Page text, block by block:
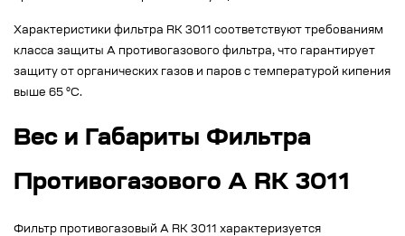
Характеристики фильтра RK 3011 соответствуют требованиям
класса защиты A противогазового фильтра, что гарантирует
защиту от органических газов и паров с температурой кипения
выше 65 °C.
Вес и Габариты Фильтра
Противогазового А RK 3011
Фильтр противогазовый А RK 3011 характеризуется